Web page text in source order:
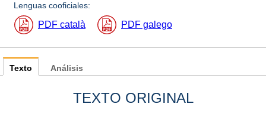
Lenguas cooficiales:
PDF català PDF galego
Texto
TEXTO ORIGINAL
Análisis